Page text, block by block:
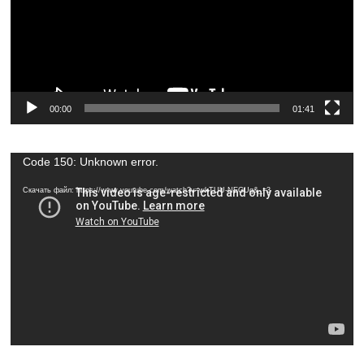
00:00 01:41
Видеоплеер
Code 150: Unknown error.
Скачать файл: https://www.youtube.com/watch?v=wkTUU-NEGUg&_=3